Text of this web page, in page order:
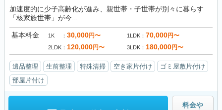
加速度的に少子高齢化が進み、親世帯・子世帯が別々に暮らす
「核家族世帯」が今...
基本料金 1K 30,000円〜 1LDK 70,000円〜
2LDK 120,000円〜 3LDK 180,000円〜
遺品整理 生前整理 特殊清掃 空き家片付け
ゴミ屋敷片付け
部屋片付け
料金や